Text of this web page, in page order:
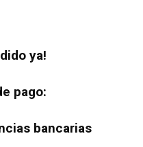
ya!
pago:
bancarias